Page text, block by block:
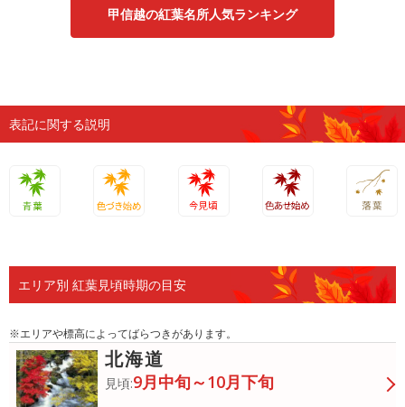
甲信越の紅葉名所人気ランキング
表記に関する説明
エリア別 紅葉見頃時期の目安
※エリアや標高によってばらつきがあります。
北海道
見頃:9月中旬～10月下旬